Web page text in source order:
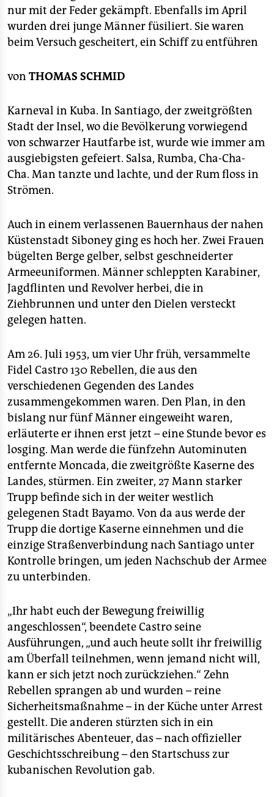
veranstaltungen
shop
unterstützen
abo
genossenschaft
epaper login
nur mit der Feder gekämpft. Ebenfalls im April
wurden drei junge Männer füsiliert. Sie waren
beim Versuch gescheitert, ein Schiff zu entführen
von THOMAS SCHMID
Karneval in Kuba. In Santiago, der zweitgrößten
Stadt der Insel, wo die Bevölkerung vorwiegend
von schwarzer Hautfarbe ist, wurde wie immer am
ausgiebigsten gefeiert. Salsa, Rumba, Cha-Cha-
Cha. Man tanzte und lachte, und der Rum floss in
Strömen.
Auch in einem verlassenen Bauernhaus der nahen
Küstenstadt Siboney ging es hoch her. Zwei Frauen
bügelten Berge gelber, selbst geschneiderter
Armeeuniformen. Männer schleppten Karabiner,
Jagdflinten und Revolver herbei, die in
Ziehbrunnen und unter den Dielen versteckt
gelegen hatten.
Am 26. Juli 1953, um vier Uhr früh, versammelte
Fidel Castro 130 Rebellen, die aus den
verschiedenen Gegenden des Landes
zusammengekommen waren. Den Plan, in den
bislang nur fünf Männer eingeweiht waren,
erläuterte er ihnen erst jetzt – eine Stunde bevor es
losging. Man werde die fünfzehn Autominuten
entfernte Moncada, die zweitgrößte Kaserne des
Landes, stürmen. Ein zweiter, 27 Mann starker
Trupp befinde sich in der weiter westlich
gelegenen Stadt Bayamo. Von da aus werde der
Trupp die dortige Kaserne einnehmen und die
einzige Straßenverbindung nach Santiago unter
Kontrolle bringen, um jeden Nachschub der Armee
zu unterbinden.
„Ihr habt euch der Bewegung freiwillig
angeschlossen“, beendete Castro seine
Ausführungen, „und auch heute sollt ihr freiwillig
am Überfall teilnehmen, wenn jemand nicht will,
kann er sich jetzt noch zurückziehen.“ Zehn
Rebellen sprangen ab und wurden – reine
Sicherheitsmaßnahme – in der Küche unter Arrest
gestellt. Die anderen stürzten sich in ein
militärisches Abenteuer, das – nach offizieller
Geschichtsschreibung – den Startschuss zur
kubanischen Revolution gab.